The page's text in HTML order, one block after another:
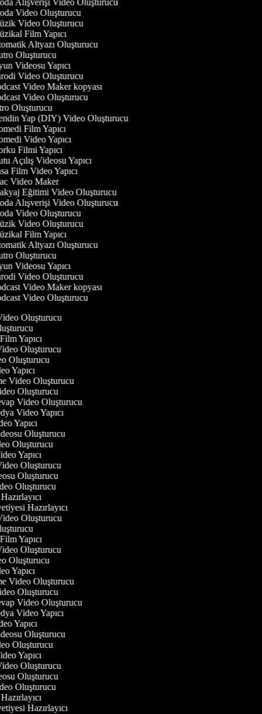
Alışverişi Video Oluşturucu
Video Oluşturucu
Video Oluşturucu
Film Yapıcı
Altyazı Oluşturucu
Oluşturucu
Videosu Yapıcı
Video Oluşturucu
Video Maker kopyası
Video Oluşturucu
Oluşturucu
Yap (DIY) Video Oluşturucu
Film Yapıcı
Video Yapıcı
Filmi Yapıcı
Açılış Videosu Yapıcı
Film Video Yapıcı
Video Maker
Eğitimi Video Oluşturucu
Alışverişi Video Oluşturucu
Video Oluşturucu
Video Oluşturucu
Film Yapıcı
Altyazı Oluşturucu
Oluşturucu
Videosu Yapıcı
Video Oluşturucu
Video Maker kopyası
Video Oluşturucu
Oluşturucu
Yapıcı
Oluşturucu
Oluşturucu
Yapıcı
Video Oluşturucu
Oluşturucu
Video Oluşturucu
Video Yapıcı
Yapıcı
Oluşturucu
Oluşturucu
Yapıcı
Oluşturucu
Oluşturucu
Oluşturucu
Hazırlayıcı
Oluşturucu
Yapıcı
Oluşturucu
Oluşturucu
Yapıcı
Video Oluşturucu
Oluşturucu
Video Oluşturucu
Video Yapıcı
Yapıcı
Oluşturucu
Oluşturucu
Yapıcı
Oluşturucu
Oluşturucu
Oluşturucu
Hazırlayıcı